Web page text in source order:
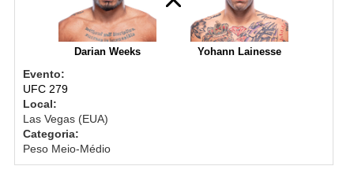
Darian Weeks Yohann Lainesse
Evento:
UFC 279
Local:
Las Vegas (EUA)
Categoria:
Peso Meio-Médio